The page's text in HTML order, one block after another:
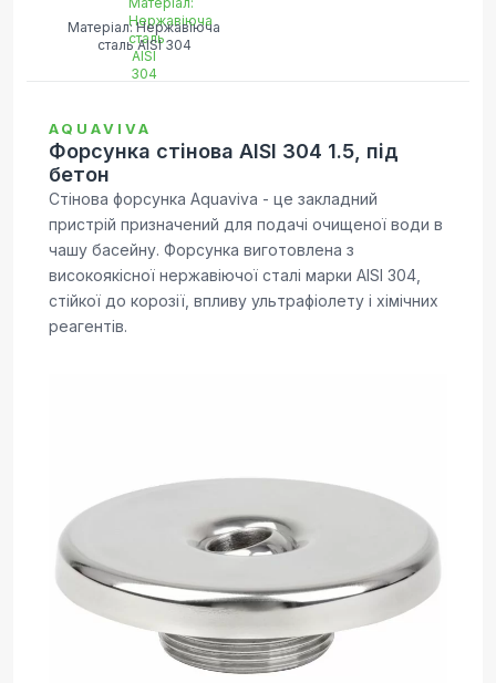
Матеріал: Нержавіюча
сталь AISI 304
AQUAVIVA
Форсунка стінова AISI 304 1.5, під
бетон
Стінова форсунка Aquaviva - це закладний
пристрій призначений для подачі очищеної води в
чашу басейну. Форсунка виготовлена з
високоякісної нержавіючої сталі марки AISI 304,
стійкої до корозії, впливу ультрафіолету і хімічних
реагентів.